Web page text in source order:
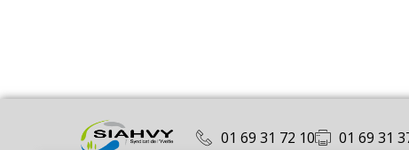
01 69 31 72 10 01 69 31